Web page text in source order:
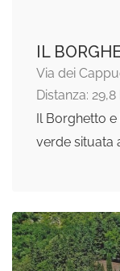
IL
Via dei
Distanza: 29,8
Il Borghetto e
verde situata